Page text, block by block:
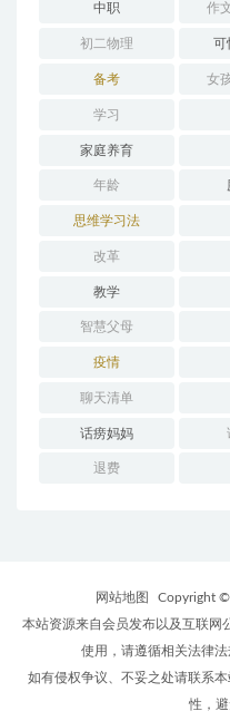
中职 作
初二物理
备考 女
学习
家庭养育
年龄
思维学习法
改革
教学
智慧父母
疫情
聊天清单
话痨妈妈
退费
网站地图 Copyright
本站资源来自会员发布以及互联网
使用，请遵循相关法律
如有侵权争议、不妥之处请联系
性，避